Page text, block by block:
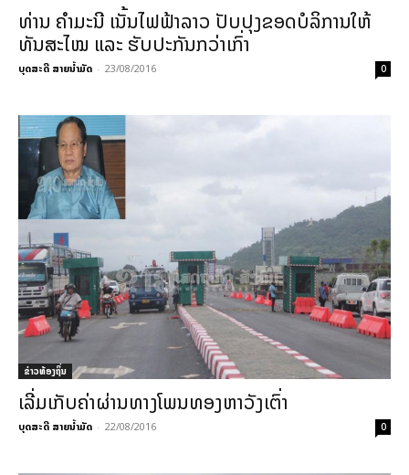
ທ່ານ ຄຳມະນີ ເນັ້ນໄຟຟ້າລາວ ປັບປຸງຂອດບໍລິການໃຫ້
ທັນສະໄໝ ແລະ ຮັບປະກັນກວ່າເກົ່າ
ບຸດສະດີ ສາຍນ້ຳມັດ - 23/08/2016 0
ຂ່າວທ້ອງຖິ່ນ
ເລີ່ມເກັບຄ່າຜ່ານທາງໂພນທອງຫາວັງເຕົ່າ
ບຸດສະດີ ສາຍນ້ຳມັດ - 22/08/2016 0